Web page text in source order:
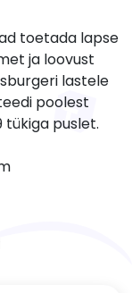
toetada lapse
ja loovust
lastele
poolest
tükiga puslet.